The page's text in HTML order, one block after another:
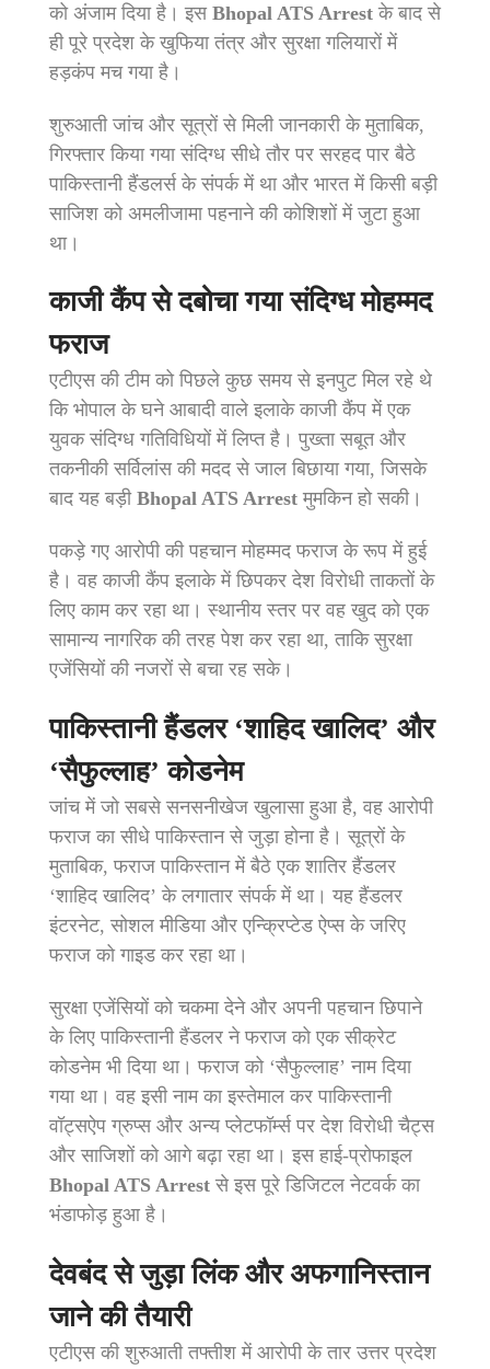
को अंजाम दिया है। इस Bhopal ATS Arrest के बाद से
ही पूरे प्रदेश के खुफिया तंत्र और सुरक्षा गलियारों में
हड़कंप मच गया है।
शुरुआती जांच और सूत्रों से मिली जानकारी के मुताबिक,
गिरफ्तार किया गया संदिग्ध सीधे तौर पर सरहद पार बैठे
पाकिस्तानी हैंडलर्स के संपर्क में था और भारत में किसी बड़ी
साजिश को अमलीजामा पहनाने की कोशिशों में जुटा हुआ
था।
काजी कैंप से दबोचा गया संदिग्ध मोहम्मद
फराज
एटीएस की टीम को पिछले कुछ समय से इनपुट मिल रहे थे
कि भोपाल के घने आबादी वाले इलाके काजी कैंप में एक
युवक संदिग्ध गतिविधियों में लिप्त है। पुख्ता सबूत और
तकनीकी सर्विलांस की मदद से जाल बिछाया गया, जिसके
बाद यह बड़ी Bhopal ATS Arrest मुमकिन हो सकी।
पकड़े गए आरोपी की पहचान मोहम्मद फराज के रूप में हुई
है। वह काजी कैंप इलाके में छिपकर देश विरोधी ताकतों के
लिए काम कर रहा था। स्थानीय स्तर पर वह खुद को एक
सामान्य नागरिक की तरह पेश कर रहा था, ताकि सुरक्षा
एजेंसियों की नजरों से बचा रह सके।
पाकिस्तानी हैंडलर ‘शाहिद खालिद’ और
‘सैफुल्लाह’ कोडनेम
जांच में जो सबसे सनसनीखेज खुलासा हुआ है, वह आरोपी
फराज का सीधे पाकिस्तान से जुड़ा होना है। सूत्रों के
मुताबिक, फराज पाकिस्तान में बैठे एक शातिर हैंडलर
‘शाहिद खालिद’ के लगातार संपर्क में था। यह हैंडलर
इंटरनेट, सोशल मीडिया और एन्क्रिप्टेड ऐप्स के जरिए
फराज को गाइड कर रहा था।
सुरक्षा एजेंसियों को चकमा देने और अपनी पहचान छिपाने
के लिए पाकिस्तानी हैंडलर ने फराज को एक सीक्रेट
कोडनेम भी दिया था। फराज को ‘सैफुल्लाह’ नाम दिया
गया था। वह इसी नाम का इस्तेमाल कर पाकिस्तानी
वॉट्सऐप ग्रुप्स और अन्य प्लेटफॉर्म्स पर देश विरोधी चैट्स
और साजिशों को आगे बढ़ा रहा था। इस हाई-प्रोफाइल
Bhopal ATS Arrest से इस पूरे डिजिटल नेटवर्क का
भंडाफोड़ हुआ है।
देवबंद से जुड़ा लिंक और अफगानिस्तान
जाने की तैयारी
एटीएस की शुरुआती तफ्तीश में आरोपी के तार उत्तर प्रदेश